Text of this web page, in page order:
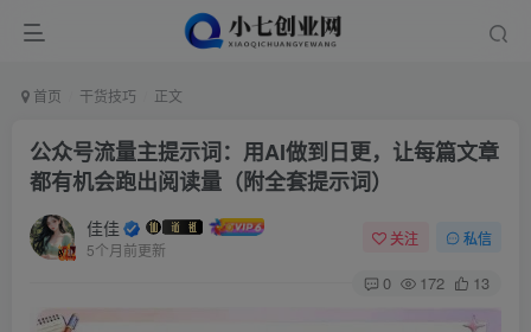
首页 干货技巧 正文
公众号流量主提示词：用AI做到日更，让每篇文章
都有机会跑出阅读量（附全套提示词）
佳佳
5个月前更新
关注 私信
0 172 13